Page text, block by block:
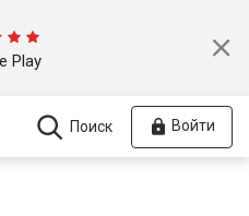
Play
Поиск Войти